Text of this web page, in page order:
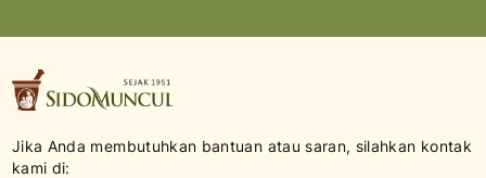
Jika Anda membutuhkan bantuan atau saran, silahkan kontak
kami di: